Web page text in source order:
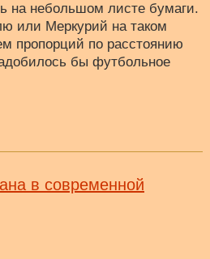
на небольшом листе бумаги.
или Меркурий на таком
пропорций по расстоянию
бы футбольное
в современной